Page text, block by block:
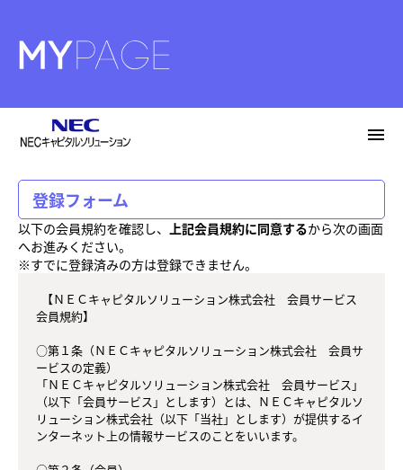
menu
登録フォーム
以下の会員規約を確認し、 上記会員規約に同意するから次の画面
へお進みください。
※すでに登録済みの方は登録できません。
会員規約】
○第１条（ＮＥＣキャピタルソリューション株式会社　会員サ
ービスの定義）
「ＮＥＣキャピタルソリューション株式会社　会員サービス」
（以下「会員サービス」とします）とは、ＮＥＣキャピタルソ
リューション株式会社（以下「当社」とします）が提供するイ
ンターネット上の情報サービスのことをいいます。